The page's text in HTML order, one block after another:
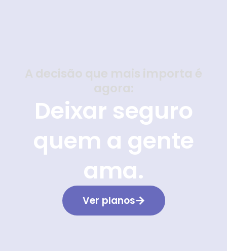
A decisão que mais importa é
agora:
Deixar seguro
quem a gente
ama.
Ver planos